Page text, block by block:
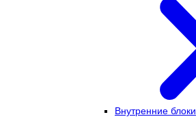
Внутренние блоки